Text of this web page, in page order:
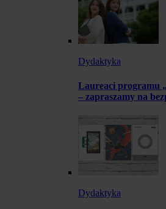
Dydaktyka
Laureaci programu
– zapraszamy na
Dydaktyka